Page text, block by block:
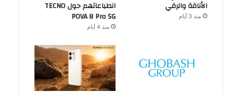
الأناقة والرقي
منذ 3 أيام
انطباعاتهم حول TECNO
POVA 8 Pro 5G
منذ 4 أيام